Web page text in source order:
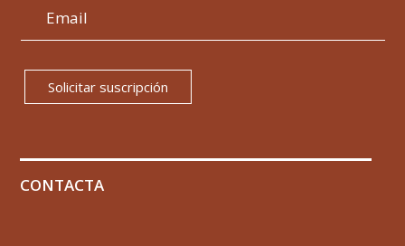
Solicitar suscripción
CONTACTA